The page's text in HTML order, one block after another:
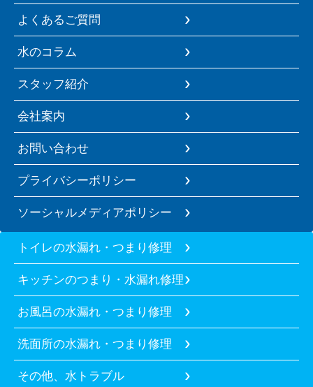
よくあるご質問
水のコラム
スタッフ紹介
会社案内
お問い合わせ
プライバシーポリシー
ソーシャルメディアポリシー
トイレの水漏れ・つまり修理
キッチンのつまり・水漏れ修理
お風呂の水漏れ・つまり修理
洗面所の水漏れ・つまり修理
その他、水トラブル